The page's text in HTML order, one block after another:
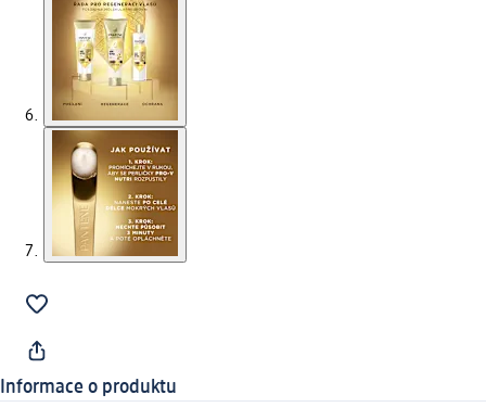
Informace o produktu